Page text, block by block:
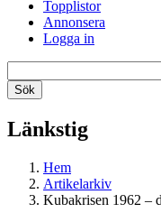
Topplistor
Annonsera
Logga in
Länkstig
Hem
Artikelarkiv
Kubakrisen 1962 –